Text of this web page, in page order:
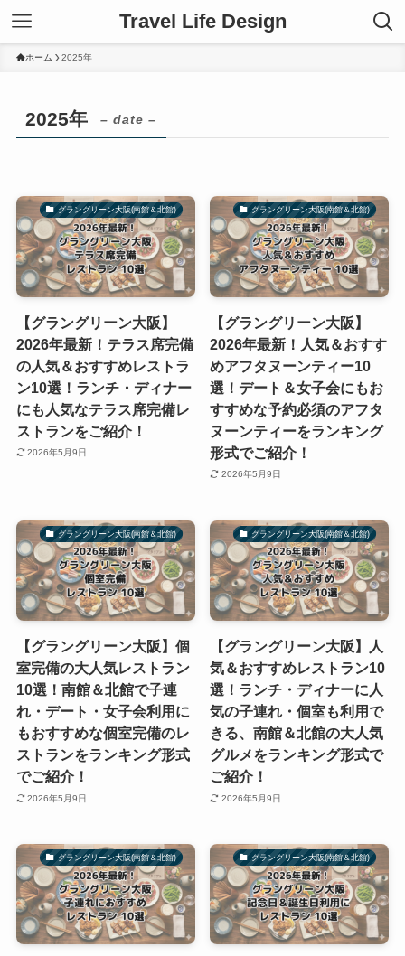
Travel Life Design
ホーム 2025年
2025年 – date –
グラングリーン大阪(南館＆北館)
【グラングリーン大阪】
2026年最新！テラス席完備
の人気＆おすすめレストラ
ン10選！ランチ・ディナー
にも人気なテラス席完備レ
ストランをご紹介！
2026年5月9日
グラングリーン大阪(南館＆北館)
【グラングリーン大阪】
2026年最新！人気＆おすす
めアフタヌーンティー10
選！デート＆女子会にもお
すすめな予約必須のアフタ
ヌーンティーをランキング
形式でご紹介！
2026年5月9日
グラングリーン大阪(南館＆北館)
【グラングリーン大阪】個
室完備の大人気レストラン
10選！南館＆北館で子連
れ・デート・女子会利用に
もおすすめな個室完備のレ
ストランをランキング形式
でご紹介！
2026年5月9日
グラングリーン大阪(南館＆北館)
【グラングリーン大阪】人
気＆おすすめレストラン10
選！ランチ・ディナーに人
気の子連れ・個室も利用で
きる、南館＆北館の大人気
グルメをランキング形式で
ご紹介！
2026年5月9日
グラングリーン大阪(南館＆北館) グラングリーン大阪(南館＆北館)